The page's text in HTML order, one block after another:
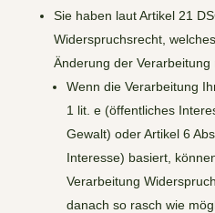
Sie haben laut Artikel 21
Widerspruchsrecht,
Änderung der Verarbeitung
Wenn die Verarbeitung
1 lit. e (öffentliches
Gewalt) oder Artikel 6
Interesse) basiert,
Verarbeitung
danach so rasch wie